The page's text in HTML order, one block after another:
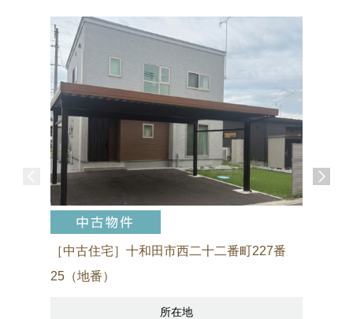
［中古住宅］十和田市西二十二番町227番
25（地番）
所在地